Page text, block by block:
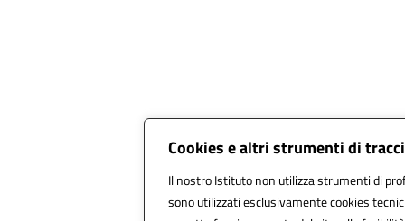
Cookies e altri strumenti di
Il nostro Istituto non utilizza strumenti di
sono utilizzati esclusivamente cookies